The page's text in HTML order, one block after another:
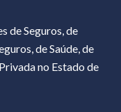
de Seguros, de
de Saúde, de
no Estado de